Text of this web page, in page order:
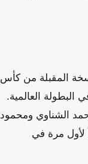
المقبلة من كأس
في البطولة العالمية.
الشناوي ومحمود
23 لاعباً مصرياً لأول مرة في